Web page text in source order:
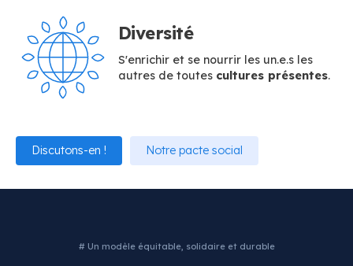
Diversité
S'enrichir et se nourrir les un.e.s les
autres de toutes cultures présentes.
Discutons-en ! Notre pacte social
# Un modèle équitable, solidaire et durable